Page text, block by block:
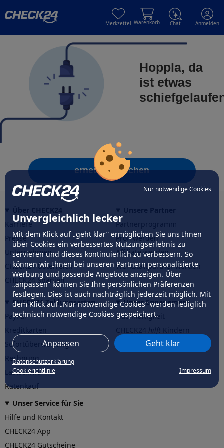
Nur notwendige Cookies
Unvergleichlich lecker
Mit dem Klick auf „geht klar” ermöglichen Sie uns Ihnen
über Cookies ein verbessertes Nutzungserlebnis zu
servieren und dieses kontinuierlich zu verbessern. So
können wir Ihnen bei unseren Partnern personalisierte
Werbung und passende Angebote anzeigen. Über
„anpassen” können Sie Ihre persönlichen Präferenzen
festlegen. Dies ist auch nachträglich jederzeit möglich. Mit
dem Klick auf „Nur notwendige Cookies” werden lediglich
technisch notwendige Cookies gespeichert.
Anpassen Geht klar
Datenschutzerklärung
Cookierichtlinie
Impressum
Merkzettel Warenkorb Chat Anmelden
Hoppla, da
ist etwas
erneut versuchen
Karriere
Presse
Unternehmen
CHECK24 Österreich
CHECK24 Spanien
Partnerprogramm
Profi werden
Affiliate werden
Werkstattpartner werden
CHECK24 Zahlungsarten
PayPal
Sofortüberweisung
Rechnung
Lastschrift
Ratenkauf
Unser Engagement
Nachhaltigkeit
CHECK24hilftder Natur
Unser Service für Sie
Hilfe und Kontakt
CHECK24 App
CHECK24 Gutscheine